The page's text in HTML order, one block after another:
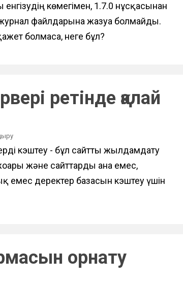
көмегімен, 1.7.0 нұсқасынан
журнал файлдарына жазуға болмайды.
болмаса, неге бұл?
ретінде қалай
кэштеу - бұл сайтты жылдамдату
жоғары және сайттарды ғана емес,
емес деректер базасын кэштеу үшін
орнату